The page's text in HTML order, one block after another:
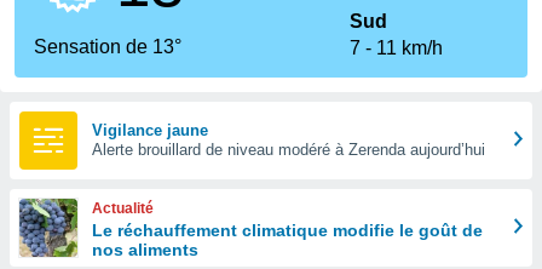
Sensation de 13°
Sud
7
11 km/h
Vigilance jaune
Alerte brouillard de niveau modéré à Zerenda aujourd’hui
Actualité
Le réchauffement climatique modifie le goût de
nos aliments